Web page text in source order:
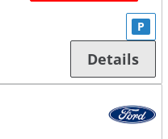
P
Details